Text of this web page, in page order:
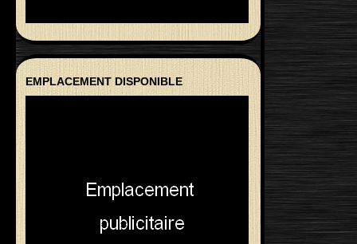
EMPLACEMENT DISPONIBLE